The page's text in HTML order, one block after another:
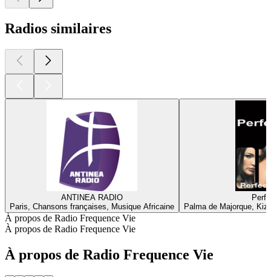
Radios similaires
ANTINEA RADIO
Paris, Chansons françaises, Musique Africaine
Palma de Majorque,
À propos de Radio Frequence Vie
À propos de Radio Frequence Vie
À propos de Radio Frequence Vie